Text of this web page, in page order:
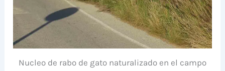
Nucleo de rabo de gato naturalizado en el campo